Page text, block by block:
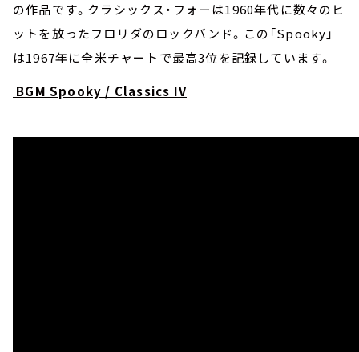
の作品です。クラシックス・フォーは1960年代に数々のヒ
ットを放ったフロリダのロックバンド。この「Spooky」
は1967年に全米チャートで最高3位を記録しています。
BGM Spooky / Classics IV